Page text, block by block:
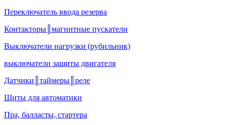
Переключатель ввода резерва
Контакторы║магнитные пускатели
Выключатели нагрузки (рубильник)
выключатели защиты двигателя
Датчики║таймеры║реле
Щиты для автоматики
Пра, балласты, стартера